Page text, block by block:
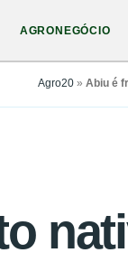
AGRONEGÓCIO
Agro20» Abiu é